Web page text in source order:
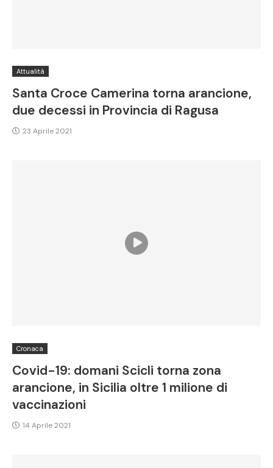
Attualità
Santa Croce Camerina torna arancione,
due decessi in Provincia di Ragusa
23 Aprile 2021
Cronaca
Covid-19: domani Scicli torna zona
arancione, in Sicilia oltre 1 milione di
vaccinazioni
14 Aprile 2021